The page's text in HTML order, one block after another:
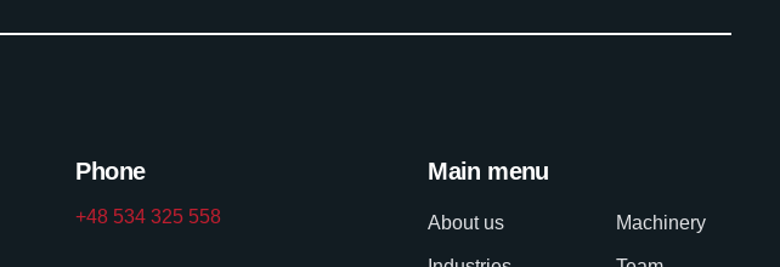
Phone
+48 534 325 558
Main menu
About us Machinery